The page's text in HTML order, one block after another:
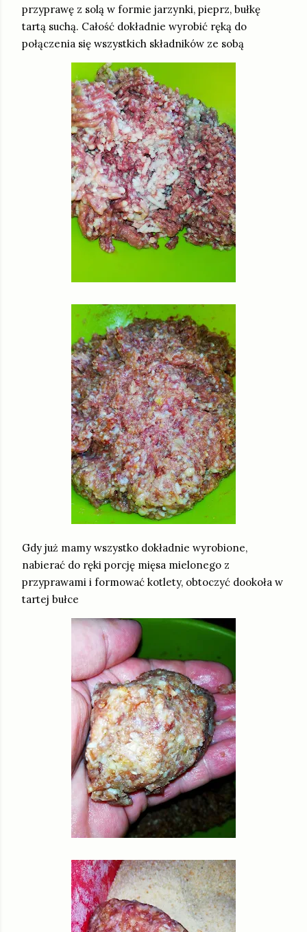
przyprawę z solą w formie jarzynki, pieprz, bułkę
tartą suchą. Całość dokładnie wyrobić ręką do
połączenia się wszystkich składników ze sobą
Gdy już mamy wszystko dokładnie wyrobione,
nabierać do ręki porcję mięsa mielonego z
przyprawami i formować kotlety, obtoczyć dookoła w
tartej bułce